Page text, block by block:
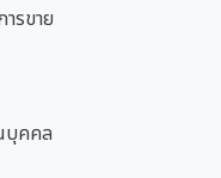
รขาย
บุคคล